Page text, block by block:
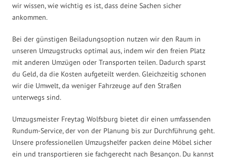
wir wissen, wie wichtig es ist, dass deine Sachen sicher
ankommen.
Bei der günstigen Beiladungsoption nutzen wir den Raum in
unseren Umzugstrucks optimal aus, indem wir den freien Platz
mit anderen Umzügen oder Transporten teilen. Dadurch sparst
du Geld, da die Kosten aufgeteilt werden. Gleichzeitig schonen
wir die Umwelt, da weniger Fahrzeuge auf den Straßen
unterwegs sind.
Umzugsmeister Freytag Wolfsburg bietet dir einen umfassenden
Rundum-Service, der von der Planung bis zur Durchführung geht.
Unsere professionellen Umzugshelfer packen deine Möbel sicher
ein und transportieren sie fachgerecht nach Besançon. Du kannst